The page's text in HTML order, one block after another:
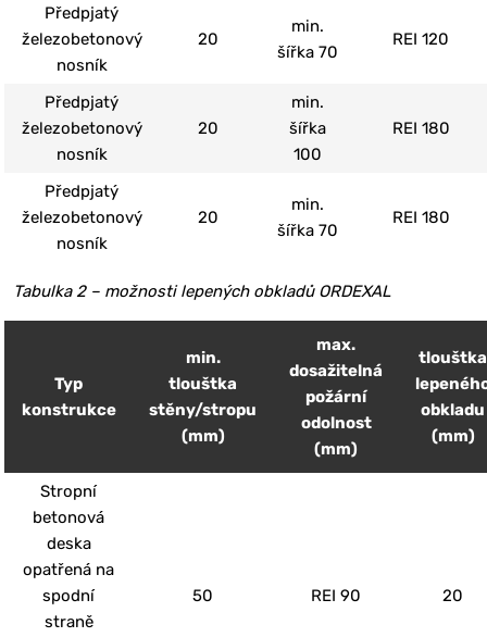
Předpjatý
železobetonový
nosník
20
min.
šířka 70
REI 120
Předpjatý
železobetonový
nosník
20
min.
šířka
100
REI 180
Předpjatý
železobetonový
nosník
20
min.
šířka 70
REI 180
Tabulka 2 – možnosti lepených obkladů ORDEXAL
Typ
konstrukce
min.
tlouštka
stěny/stropu
(mm)
max.
dosažitelná
požární
odolnost
(mm)
tlouštka
obkladu
(mm)
Stropní
betonová
deska
opatřená na
spodní
straně
50 REI 90 20